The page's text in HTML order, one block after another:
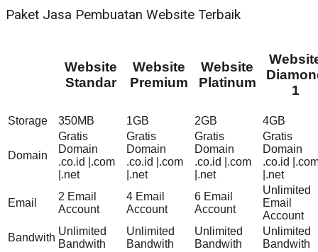
Paket Jasa Pembuatan Website Terbaik
Website
Standar
Website
Premium
Website
Platinum
1
Storage 350MB 1GB 2GB 4GB
Domain
Gratis
Domain
.co.id |.com
|.net
Gratis
Domain
.co.id |.com
|.net
Gratis
Domain
.co.id |.com
|.net
Gratis
Domain
.co.id
|.net
Email
2 Email
Account
4 Email
Account
6 Email
Account
Unlimited
Email
Account
Bandwith
Unlimited
Bandwith
Unlimited
Bandwith
Unlimited
Bandwith
Unlimited
Bandwith